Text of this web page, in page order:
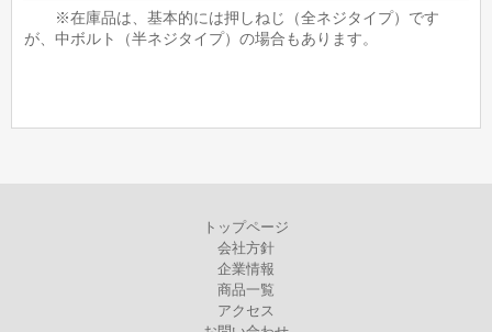
※在庫品は、基本的には押しねじ（全ネジタイプ）です
が、中ボルト（半ネジタイプ）の場合もあります。
トップページ
会社方針
企業情報
商品一覧
アクセス